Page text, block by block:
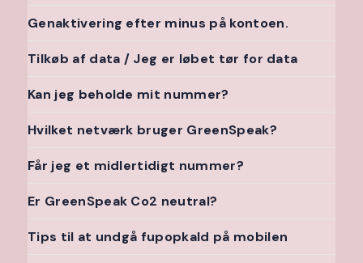
Genaktivering efter minus på kontoen.
Tilkøb af data / Jeg er løbet tør for data
Kan jeg beholde mit nummer?
Hvilket netværk bruger GreenSpeak?
Får jeg et midlertidigt nummer?
Er GreenSpeak Co2 neutral?
Tips til at undgå fupopkald på mobilen